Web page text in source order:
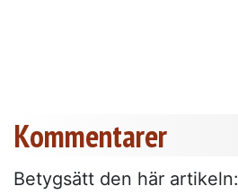
Kommentarer
Betygsätt den här artikeln: